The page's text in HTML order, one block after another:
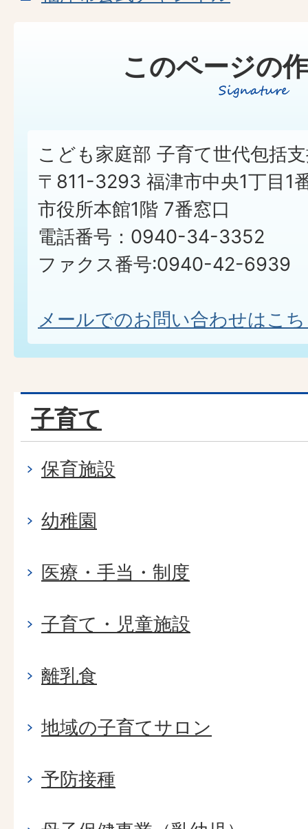
このページの
こども家庭部 子育て世代包括
〒811-3293 福津市中央1丁目1
市役所本館1階 7番窓口
電話番号：0940-34-3352
ファクス番号:0940-42-6939
メールでのお問い合わせはこ
子育て
保育施設
幼稚園
医療・手当・制度
子育て・児童施設
離乳食
地域の子育てサロン
予防接種